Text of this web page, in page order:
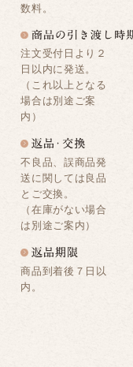
数料。
注文受付日より２
日以内に発送。
（これ以上となる
場合は別途ご案
内）
不良品、誤商品発
送に関しては良品
とご交換。
（在庫がない場合
は別途ご案内）
商品到着後７日以
内。